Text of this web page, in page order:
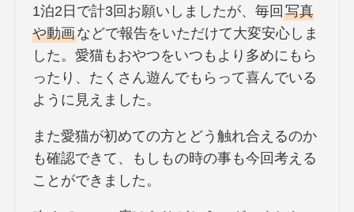
1泊2日で計3回お願いしましたが、毎回写真
や動画などで報告をいただけて大変安心しま
した。愛猫もおやつをいつもより多めにもら
ったり、たくさん遊んでもらって喜んでいる
ように見えました。
また愛猫が初めての方とどう触れ合えるのか
も確認できて、もしもの時の事も今回考える
ことができました。